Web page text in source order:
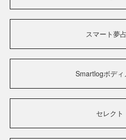
スマート夢
Smartlogボディ
セレクト